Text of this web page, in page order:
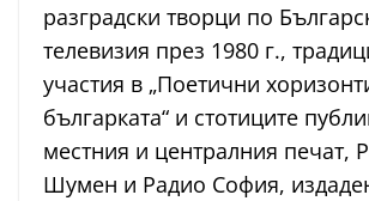
разградски творци по
телевизия през 1980 г.,
участия в „Поетични
българката“ и стотиците
местния и централния печат,
Шумен и Радио София,